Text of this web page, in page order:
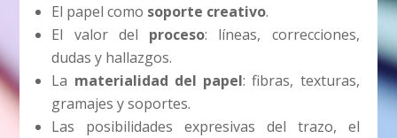
El papel como soporte creativo.
El valor del proceso: líneas, correcciones,
dudas y hallazgos.
La materialidad del papel: fibras, texturas,
gramajes y soportes.
Las posibilidades expresivas del trazo, el